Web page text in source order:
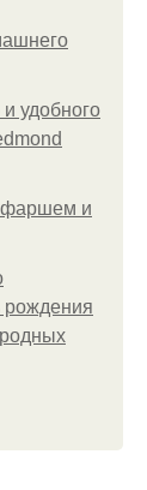
удобного
фаршем и
рождения